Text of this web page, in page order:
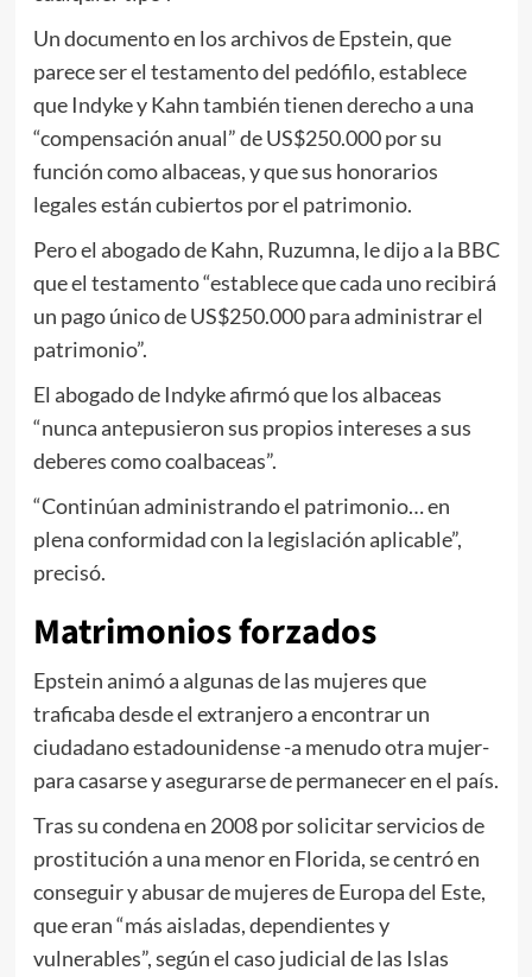
Un documento en los archivos de Epstein, que
parece ser el testamento del pedófilo, establece
que Indyke y Kahn también tienen derecho a una
“compensación anual” de US$250.000 por su
función como albaceas, y que sus honorarios
legales están cubiertos por el patrimonio.
Pero el abogado de Kahn, Ruzumna, le dijo a la BBC
que el testamento “establece que cada uno recibirá
un pago único de US$250.000 para administrar el
patrimonio”.
El abogado de Indyke afirmó que los albaceas
“nunca antepusieron sus propios intereses a sus
deberes como coalbaceas”.
“Continúan administrando el patrimonio… en
plena conformidad con la legislación aplicable”,
precisó.
Matrimonios forzados
Epstein animó a algunas de las mujeres que
traficaba desde el extranjero a encontrar un
ciudadano estadounidense -a menudo otra mujer-
para casarse y asegurarse de permanecer en el país.
Tras su condena en 2008 por solicitar servicios de
prostitución a una menor en Florida, se centró en
conseguir y abusar de mujeres de Europa del Este,
que eran “más aisladas, dependientes y
vulnerables”, según el caso judicial de las Islas